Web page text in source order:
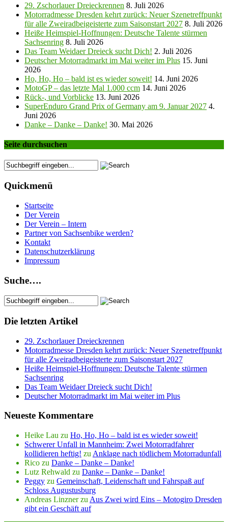
29. Zschorlauer Dreieckrennen 8. Juli 2026
Motorradmesse Dresden kehrt zurück: Neuer Szenetreffpunkt
für alle Zweiradbeigeisterte zum Saisonstart 2027 8. Juli 2026
Heiße Heimspiel-Hoffnungen: Deutsche Talente stürmen
Sachsenring 8. Juli 2026
Das Team Weidaer Dreieck sucht Dich! 2. Juli 2026
Deutscher Motorradmarkt im Mai weiter im Plus 15. Juni
2026
Ho, Ho, Ho – bald ist es wieder soweit! 14. Juni 2026
MotoGP – das letzte Mal 1.000 ccm 14. Juni 2026
Rück-, und Vorblicke 13. Juni 2026
SuperEnduro Grand Prix of Germany am 9. Januar 2027 4.
Juni 2026
Danke – Danke – Danke! 30. Mai 2026
Seite durchsuchen
Quickmenü
Startseite
Der Verein
Der Verein – Intern
Partner von Sachsenbike werden?
Kontakt
Datenschutzerklärung
Impressum
Suche….
Die letzten Artikel
29. Zschorlauer Dreieckrennen
Motorradmesse Dresden kehrt zurück: Neuer Szenetreffpunkt
für alle Zweiradbeigeisterte zum Saisonstart 2027
Heiße Heimspiel-Hoffnungen: Deutsche Talente stürmen
Sachsenring
Das Team Weidaer Dreieck sucht Dich!
Deutscher Motorradmarkt im Mai weiter im Plus
Neueste Kommentare
Heike Lau zu Ho, Ho, Ho – bald ist es wieder soweit!
Schwerer Unfall in Mannheim: Zwei Motorradfahrer
kollidieren heftig! zu Anklage nach tödlichem Motorradunfall
Rico zu Danke – Danke – Danke!
Lutz Rehwald zu Danke – Danke – Danke!
Peggy zu Gemeinschaft, Leidenschaft und Fahrspaß auf
Schloss Augustusburg
Andreas Linznerzu Aus Zwei wird Eins – Motogiro Dresden
gibt ein Geschäft auf